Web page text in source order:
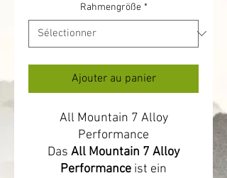
Rahmengröße *
Ajouter au panier
All Mountain 7 Alloy
Performance
Das All Mountain 7 Alloy
Performance ist ein